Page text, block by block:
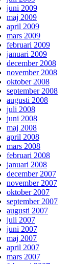
juni 2009
maj 2009
april 2009
mars 2009
februari 2009
januari 2009
december 2008
november 2008
oktober 2008
september 2008
augusti 2008
juli 2008
juni 2008
maj 2008
april 2008
mars 2008
februari 2008
januari 2008
december 2007
november 2007
oktober 2007
september 2007
augusti 2007
juli 2007
juni 2007
maj 2007
april 2007
mars 2007